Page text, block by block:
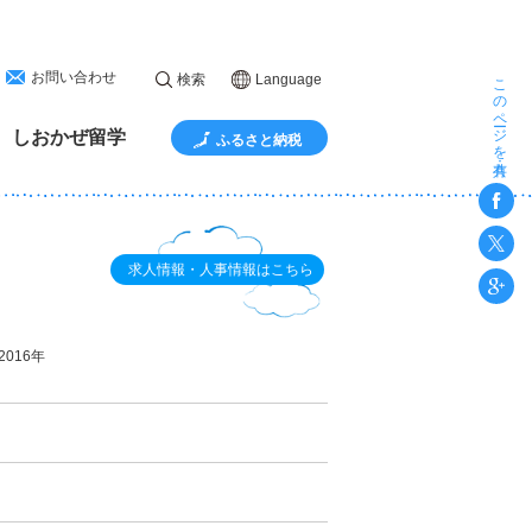
しおかぜ留学 ふるさと納税
お問い合わせ 検索 Language
求人情報・人事情報はこちら
年
このページを共有